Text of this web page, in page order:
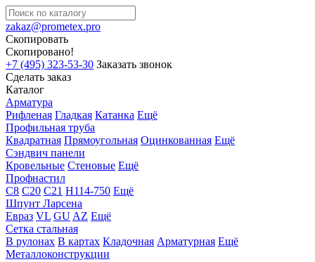
zakaz@prometex.pro
Скопировать
Скопировано!
+7 (495) 323-53-30 Заказать звонок
Сделать заказ
Каталог
Арматура
Рифленая Гладкая Катанка Ещё
Профильная труба
Квадратная Прямоугольная Оцинкованная Ещё
Сэндвич панели
Кровельные Стеновые Ещё
Профнастил
С8 С20 С21 Н114-750 Ещё
Шпунт Ларсена
Евраз VL GU AZ Ещё
Сетка стальная
В рулонах В картах Кладочная Арматурная Ещё
Металлоконструкции